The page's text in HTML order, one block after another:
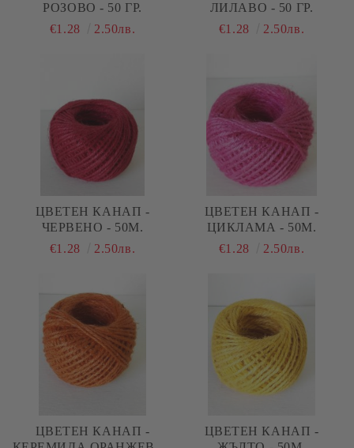
РОЗОВО - 50 ГР.
€1.28
2.50лв.
ЛИЛАВО - 50 ГР.
€1.28
2.50лв.
ЦВЕТЕН КАНАП -
ЧЕРВЕНО - 50М.
€1.28
2.50лв.
ЦВЕТЕН КАНАП -
ЦИКЛАМА - 50М.
€1.28
2.50лв.
ЦВЕТЕН КАНАП -
ЦВЕТЕН КАНАП -